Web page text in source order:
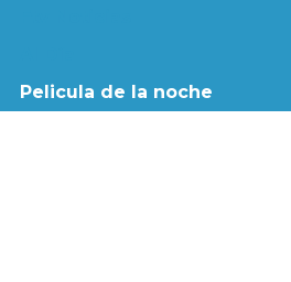
Pelicula de la noche